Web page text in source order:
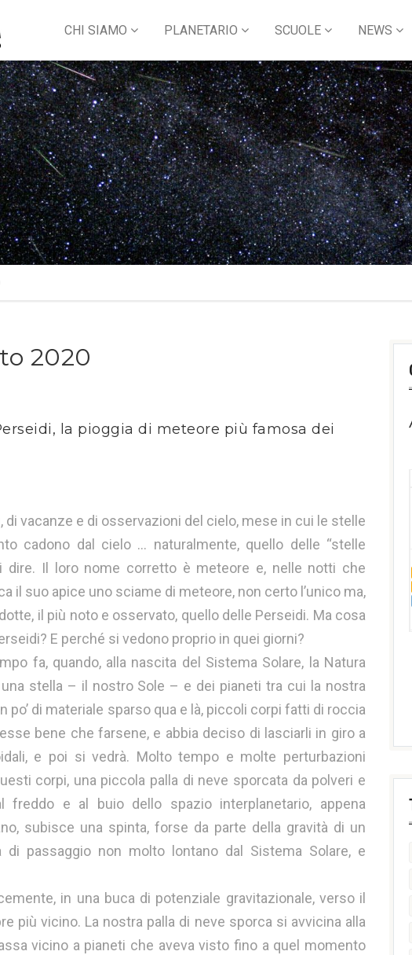
CHI SIAMO PLANETARIO SCUOLE NEWS
2020
la pioggia di meteore più famosa dei
di vacanze e di osservazioni del cielo, mese in cui le stelle
cadono dal cielo … naturalmente, quello delle “stelle
dire. Il loro nome corretto è meteore e, nelle notti che
il suo apice uno sciame di meteore, non certo l’unico ma,
il più noto e osservato, quello delle Perseidi. Ma cosa
E perché si vedono proprio in quei giorni?
fa, quando, alla nascita del Sistema Solare, la Natura
stella – il nostro Sole – e dei pianeti tra cui la nostra
po’ di materiale sparso qua e là, piccoli corpi fatti di roccia
bene che farsene, e abbia deciso di lasciarli in giro a
e poi si vedrà. Molto tempo e molte perturbazioni
corpi, una piccola palla di neve sporcata da polveri e
freddo e al buio dello spazio interplanetario, appena
subisce una spinta, forse da parte della gravità di un
passaggio non molto lontano dal Sistema Solare, e
in una buca di potenziale gravitazionale, verso il
più vicino. La nostra palla di neve sporca si avvicina alla
vicino a pianeti che aveva visto fino a quel momento